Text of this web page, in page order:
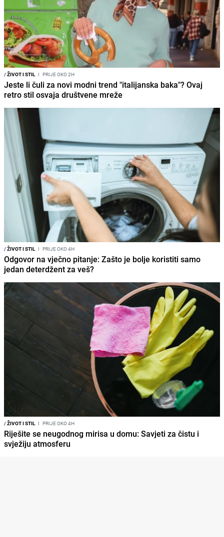
/ŽIVOT I STIL I PRIJE OKO 2H
Jeste li čuli za novi modni trend "italijanska baka"? Ovaj
retro stil osvaja društvene mreže
/ŽIVOT I STIL I PRIJE OKO 4H
Odgovor na vječno pitanje: Zašto je bolje koristiti samo
jedan deterdžent za veš?
/ŽIVOT I STIL I PRIJE OKO 4H
Riješite se neugodnog mirisa u domu: Savjeti za čistu i
svježiju atmosferu